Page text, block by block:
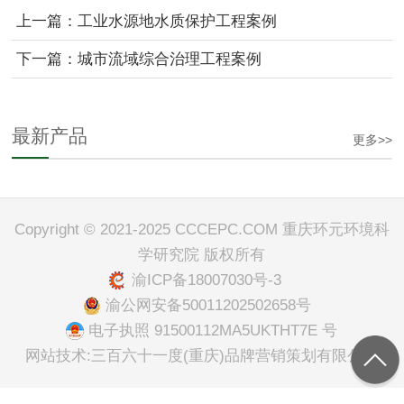
上一篇：工业水源地水质保护工程案例
下一篇：城市流域综合治理工程案例
更多>>
最新产品
Copyright © 2021-2025 CCCEPC.COM 重庆环元环境科
学研究院 版权所有
渝ICP备18007030号-3
渝公网安备50011202502658号
电子执照 91500112MA5UKTHT7E 号
网站技术:三百六十一度(重庆)品牌营销策划有限公司